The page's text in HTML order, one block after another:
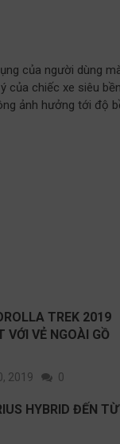
của người dùng
của chiếc xe siêu
ảnh hưởng tới độ
TREK 2019
VỚI VẺ NGOÀI GỒ
2019 0
HYBRID ĐẾN TỪ